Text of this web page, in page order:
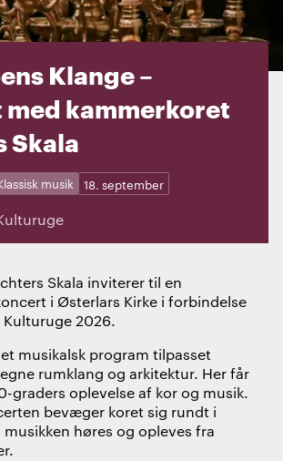
Klange –
med kammerkoret
Skala
musik 18. september
Skala inviterer til en
i Østerlars Kirke i forbindelse
2026.
musikalsk program tilpasset
rumklang og arkitektur. Her får
graders oplevelse af kor og musik.
bevæger koret sig rundt i
høres og opleves fra